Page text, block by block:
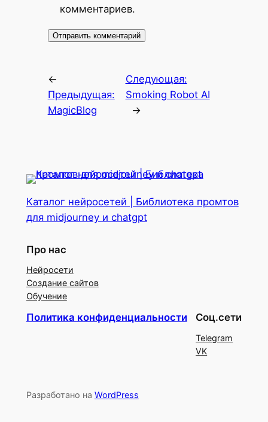
комментариев.
←
Предыдущая:
MagicBlog
Следующая:
Smoking Robot AI
→
Каталог нейросетей | Библиотека промтов
для midjourney и chatgpt
Про нас
Нейросети
Создание сайтов
Обучение
Политика конфиденциальности Соц.сети
Telegram
VK
Разработано на WordPress